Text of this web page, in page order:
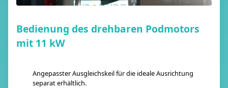
Bedienung des drehbaren Podmotors
mit 11 kW
Angepasster Ausgleichskeil für die ideale Ausrichtung
separat erhältlich.